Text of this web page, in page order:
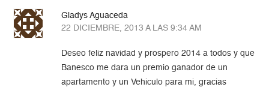
Gladys Aguaceda
22 DICIEMBRE, 2013 A LAS 9:34 AM
Deseo feliz navidad y prospero 2014 a todos y que
Banesco me dara un premio ganador de un
apartamento y un Vehiculo para mi, gracias